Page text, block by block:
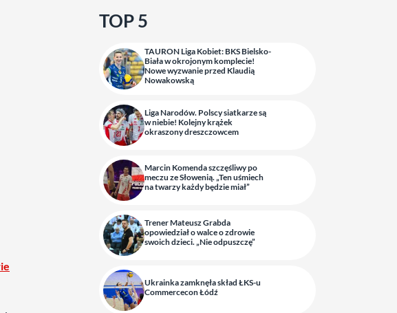
TOP 5
TAURON Liga Kobiet: BKS Bielsko-
Biała w okrojonym komplecie!
Nowe wyzwanie przed Klaudią
Nowakowską
Liga Narodów. Polscy siatkarze są
w niebie! Kolejny krążek
okraszony dreszczowcem
Marcin Komenda szczęśliwy po
meczu ze Słowenią. „Ten uśmiech
na twarzy każdy będzie miał”
Trener Mateusz Grabda
opowiedział o walce o zdrowie
swoich dzieci. „Nie odpuszczę”
Ukrainka zamknęła skład ŁKS-u
Commercecon Łódź